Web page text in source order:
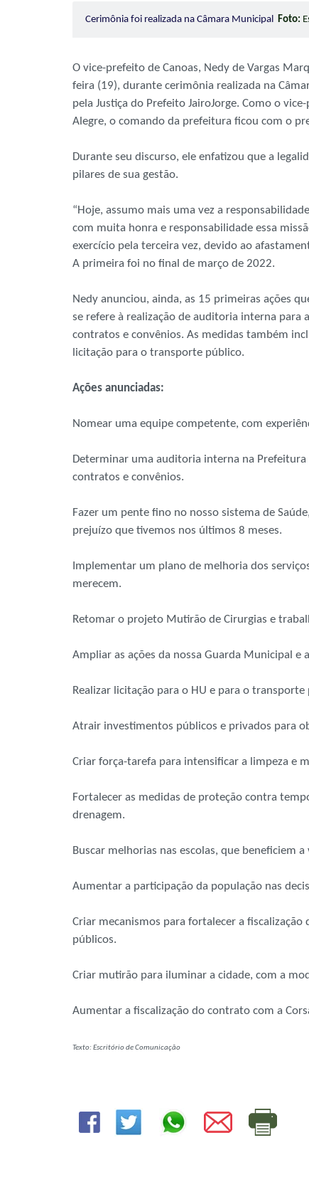
Cerimônia foi realizada na Câmara Municipal Foto:
O vice-prefeito de Canoas, Nedy de Vargas
feira (19), durante cerimônia realizada na
pela Justiça do Prefeito JairoJorge. Como o
Alegre, o comando da prefeitura ficou com o
Durante seu discurso, ele enfatizou que a
pilares de sua gestão.
“Hoje, assumo mais uma vez a
com muita honra e responsabilidade essa
exercício pela terceira vez, devido ao
A primeira foi no final de março de 2022.
Nedy anunciou, ainda, as 15 primeiras ações
se refere à realização de auditoria interna para
contratos e convênios. As medidas também
licitação para o transporte público.
Ações anunciadas:
Nomear uma equipe competente, com
Determinar uma auditoria interna na
contratos e convênios.
Fazer um pente fino no nosso sistema de
prejuízo que tivemos nos últimos 8 meses.
Implementar um plano de melhoria dos
merecem.
Retomar o projeto Mutirão de Cirurgias e
Ampliar as ações da nossa Guarda Municipal e
Realizar licitação para o HU e para o transporte
Atrair investimentos públicos e privados para
Criar força-tarefa para intensificar a limpeza e
Fortalecer as medidas de proteção contra
drenagem.
Buscar melhorias nas escolas, que beneficiem
Aumentar a participação da população nas
Criar mecanismos para fortalecer a
públicos.
Criar mutirão para iluminar a cidade, com a
Aumentar a fiscalização do contrato com a
Texto: Escritório de Comunicação